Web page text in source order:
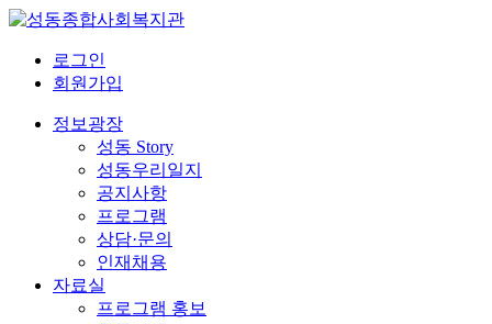
로그인
회원가입
정보광장
성동 Story
성동우리일지
공지사항
프로그램
상담·문의
인재채용
자료실
프로그램 홍보